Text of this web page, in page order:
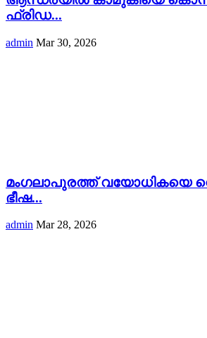
ഫ്രിഡ...
admin Mar 30, 2026
മംഗലാപുരത്ത് വയോധികയെ
ഭീഷ...
admin Mar 28, 2026